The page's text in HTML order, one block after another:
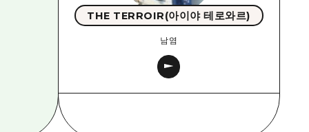
THE TERROIR(아이야 테로와르)
남염